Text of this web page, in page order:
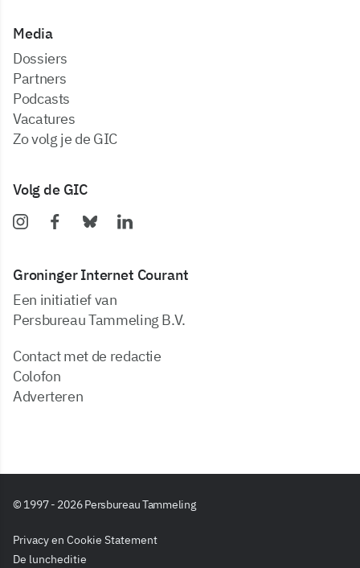
Media
dossiers
partners
podcasts
vacatures
zo volg je de GIC
Volg de GIC
Groninger Internet Courant
Een initiatief van
Persbureau Tammeling B.V.
Contact met de redactie
Colofon
Adverteren
© 1997 - 2026 Persbureau Tammeling
Privacy en Cookie Statement
De luncheditie